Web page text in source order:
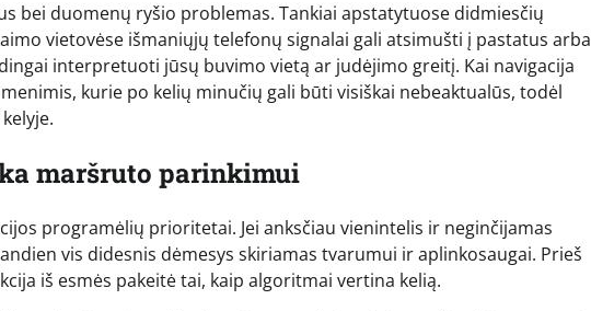
bei duomenų ryšio problemas. Tankiai apstatytuose didmiesčių
vietovėse išmaniųjų telefonų signalai gali atsimušti į pastatus arba
interpretuoti jūsų buvimo vietą ar judėjimo greitį. Kai navigacija
kurie po kelių minučių gali būti visiškai nebeaktualūs, todėl
maršruto parinkimui
programėlių prioritetai. Jei anksčiau vienintelis ir neginčijamas
vis didesnis dėmesys skiriamas tvarumui ir aplinkosaugai. Prieš
iš esmės pakeitė tai, kaip algoritmai vertina kelią.